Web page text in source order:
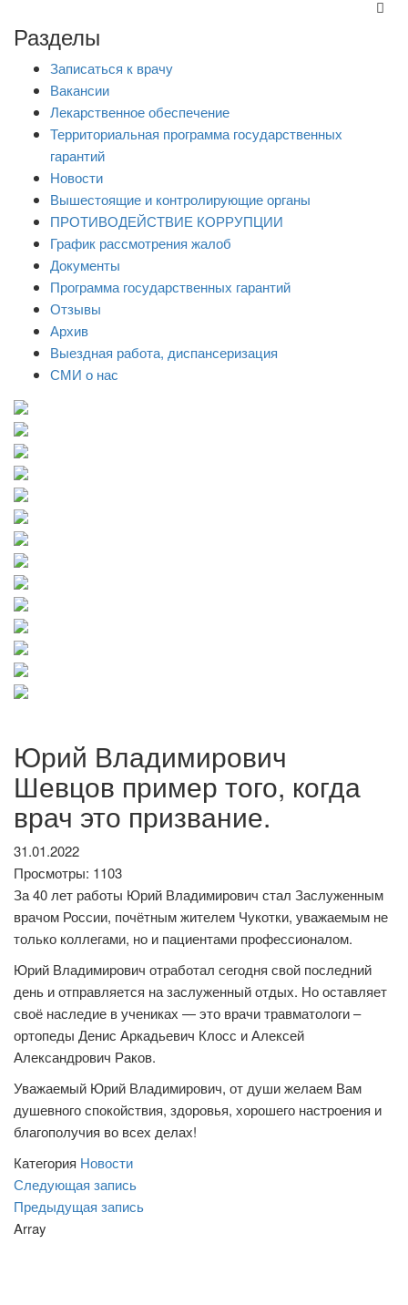
Разделы
Записаться к врачу
Вакансии
Лекарственное обеспечение
Территориальная программа государственных
гарантий
Новости
Вышестоящие и контролирующие органы
ПРОТИВОДЕЙСТВИЕ КОРРУПЦИИ
График рассмотрения жалоб
Документы
Программа государственных гарантий
Отзывы
Архив
Выездная работа, диспансеризация
СМИ о нас
Юрий Владимирович
Шевцов пример того, когда
врач это призвание.
31.01.2022
Просмотры: 1103
За 40 лет работы Юрий Владимирович стал Заслуженным
врачом России, почётным жителем Чукотки, уважаемым не
только коллегами, но и пациентами профессионалом.
Юрий Владимирович отработал сегодня свой последний
день и отправляется на заслуженный отдых. Но оставляет
своё наследие в учениках — это врачи травматологи –
ортопеды Денис Аркадьевич Клосс и Алексей
Александрович Раков.
Уважаемый Юрий Владимирович, от души желаем Вам
душевного спокойствия, здоровья, хорошего настроения и
благополучия во всех делах!
Категория Новости
Навигация
по
записям
Следующая записьСледующая
запись
Предыдущая записьПредыдущая
Array